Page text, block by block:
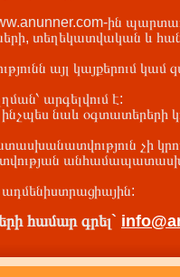
ին
տեղեկատվական և
այլ կայքերում կամ
արգելվում է:
նաև օգտատերերի
չի
համար գրել`